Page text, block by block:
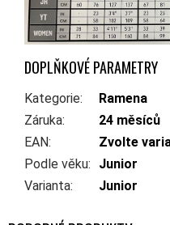
DOPLŇKOVÉ PARAMETRY
Kategorie:
Ramena
Záruka:
24 měsíců
EAN:
Zvolte
Podle věku:
Junior
Varianta: Junior